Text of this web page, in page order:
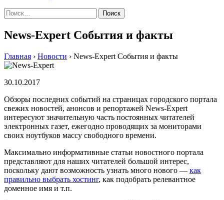
Найти:
News-Expert События и факты
Главная › Новости › News-Expert События и факты
30.10.2017
Обзоры последних событий на страницах городского портала
свежих новостей, анонсов и репортажей News-Expert
интересуют значительную часть постоянных читателей
электронных газет, ежегодно проводящих за мониторами
своих ноутбуков массу свободного времени.
Максимально информативные статьи новостного портала
представляют для наших читателей большой интерес,
поскольку дают возможность узнать много нового — как
правильно выбрать хостинг, как подобрать релевантное
доменное имя и т.п.